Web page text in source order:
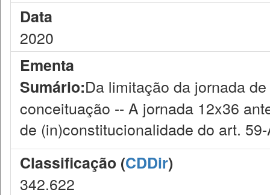
Data
2020
Ementa
Sumário:Da limitação da jornada
conceituação -- A jornada 12x36
de (in)constitucionalidade do art. 59-
Classificação (CDDir)
342.622